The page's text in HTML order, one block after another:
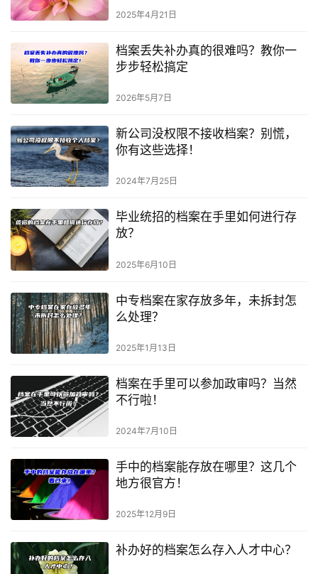
2025年4月21日
档案丢失补办真的很难吗？教你一
步步轻松搞定
2026年5月7日
新公司没权限不接收档案？别慌，
你有这些选择！
2024年7月25日
毕业统招的档案在手里如何进行存
放？
2025年6月10日
中专档案在家存放多年，未拆封怎
么处理？
2025年1月13日
档案在手里可以参加政审吗？当然
不行啦！
2024年7月10日
手中的档案能存放在哪里？这几个
地方很官方！
2025年12月9日
补办好的档案怎么存入人才中心？